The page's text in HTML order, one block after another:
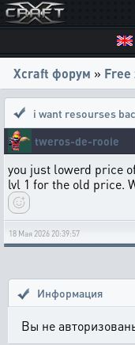
Xcraft форум » Free
i want resourses
tweros-de-rooie
you just lowerd price
lvl 1 for the old price.
18 Мая 2026 20:39:57
Информация
Вы не